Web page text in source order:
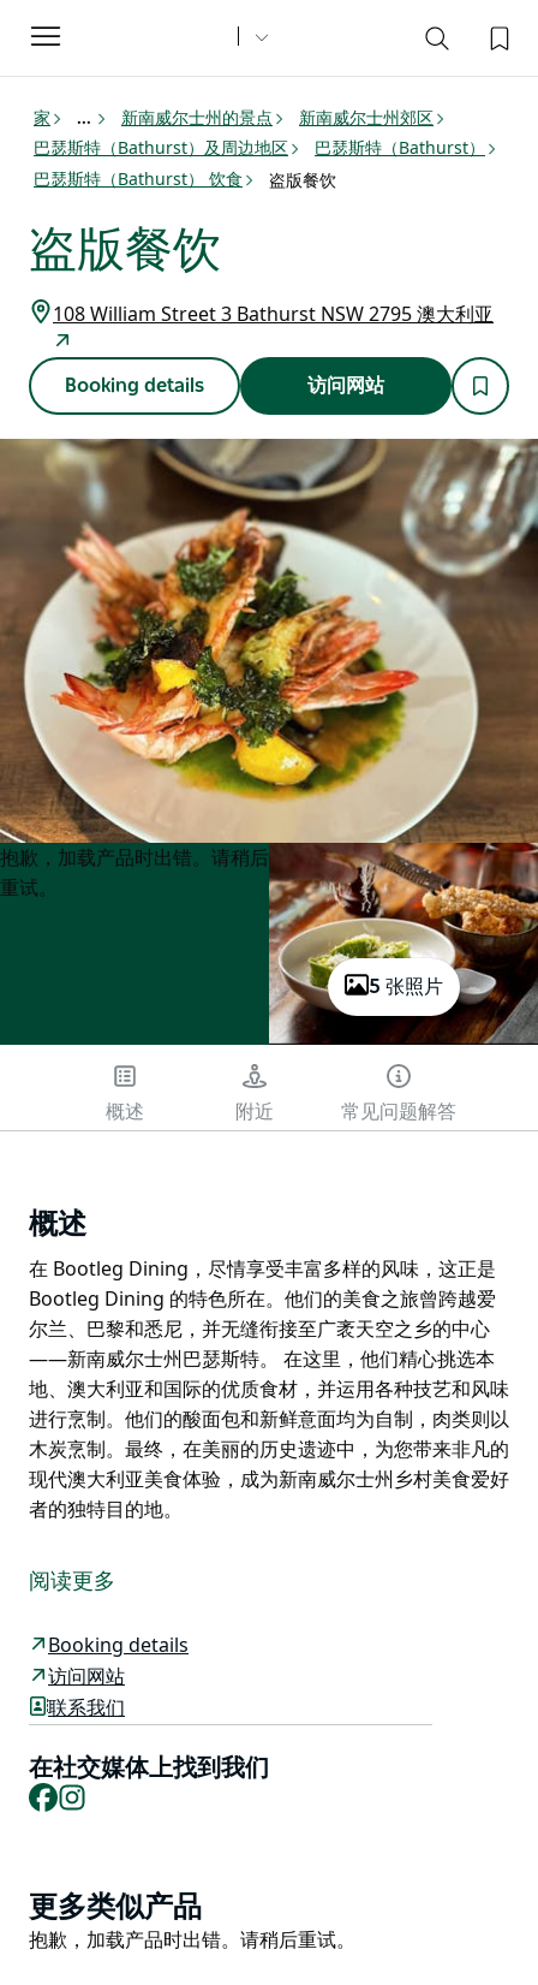
Toggle
navigation
家 ... 新南威尔士州的景点
新南威尔士州郊区
巴瑟斯特（Bathurst）及周边地区
巴瑟斯特（Bathurst）
巴瑟斯特（Bathurst） 饮食
盗版餐饮
盗版餐饮
108 William Street 3 Bathurst NSW 2795 澳大利亚
Booking details 访问网站
5 张照片
Product
List
Product
List
抱歉，加载产品时出错。请稍后
重试。
概述 附近 常见问题解答
概述
在 Bootleg Dining，尽情享受丰富多样的风味，这正是
Bootleg Dining 的特色所在。他们的美食之旅曾跨越爱
尔兰、巴黎和悉尼，并无缝衔接至广袤天空之乡的中心
——新南威尔士州巴瑟斯特。 在这里，他们精心挑选本
地、澳大利亚和国际的优质食材，并运用各种技艺和风味
进行烹制。他们的酸面包和新鲜意面均为自制，肉类则以
木炭烹制。最终，在美丽的历史遗迹中，为您带来非凡的
现代澳大利亚美食体验，成为新南威尔士州乡村美食爱好
者的独特目的地。
Bootleg Dining 的特色所在。他们的美食之旅曾跨越爱
尔兰、巴黎和悉尼，并无缝衔接至广袤天空之乡的中心
在这里，他们精心挑选本地、澳大利亚和国际的优质食
材，并运用各种技艺和风味进行烹制。他们的酸面包和新
鲜意面均为自制，肉类则以木炭烹制。最终，在美丽的历
史遗迹中，为您带来非凡的现代澳大利亚美食体验，成为
新南威尔士州乡村美食爱好者的独特目的地。
阅读更多
Booking details
访问网站
联系我们
在社交媒体上找到我们
Facebook
Product
List
更多类似产品
Product
抱歉，加载产品时出错。请稍后重试。